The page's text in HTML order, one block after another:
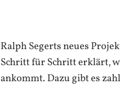
Ralph Segerts neues
Schritt für Schritt erklärt,
ankommt. Dazu gibt es